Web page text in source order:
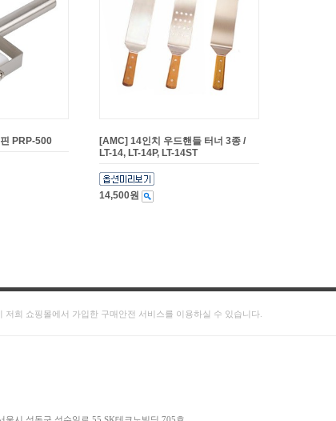
PRP-500
[AMC] 14인치 우드핸들 터너 3종 /
LT-14, LT-14P, LT-14ST
14,500원
희 쇼핑몰에서 가입한 구매안전 서비스를 이용하실 수 있습니다.